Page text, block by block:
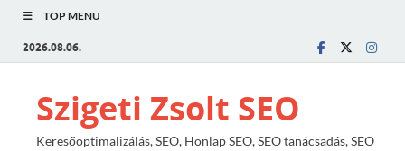
TOP MENU
2026.08.06.
Szigeti Zsolt SEO
Keresőoptimalizálás, SEO, Honlap SEO, SEO tanácsadás, SEO